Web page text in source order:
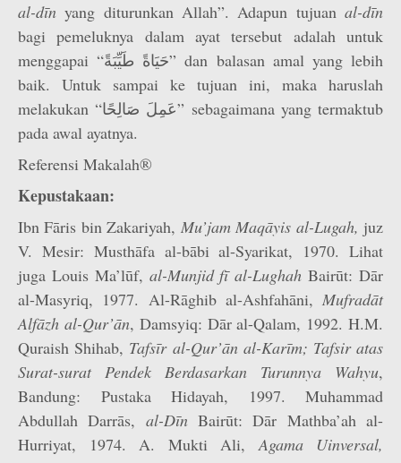
al-dīnyang diturunkan Allah”. Adapun tujuanal-dīn
bagi pemeluknya dalam ayat tersebut adalah untuk
menggapai “حَيَاةً طَيِّبَةً” dan balasan amal yang lebih
baik. Untuk sampai ke tujuan ini, maka haruslah
melakukan “عَمِلَ صَالِحًا” sebagaimana yang termaktub
pada awal ayatnya.
Referensi Makalah®
Kepustakaan:
Ibn Fāris bin Zakariyah, Mu’jam Maqāyis al-Lugah, juz
V. Mesir: Musthāfa al-bābi al-Syarikat, 1970. Lihat
juga Louis Ma’lūf, al-Munjid fī al-LughahBairūt: Dār
al-Masyriq, 1977. Al-Rāghib al-Ashfahāni, Mufradāt
Alfāzh al-Qur’ān, Damsyiq: Dār al-Qalam, 1992. H.M.
Quraish Shihab, Tafsīr al-Qur’ān al-Karīm; Tafsir atas
Surat-surat Pendek Berdasarkan Turunnya Wahyu,
Bandung: Pustaka Hidayah, 1997. Muhammad
Abdullah Darrās, al-DīnBairūt: Dār Mathba’ah al-
Hurriyat, 1974. A. Mukti Ali,Agama Uinversal,